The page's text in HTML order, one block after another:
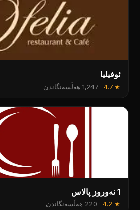
ئوفيليا
★
4.7
·1,247 هەڵسەنگاندن
1 نەوروز پالاس
★
4.2
· 220 هەڵسەنگاندن